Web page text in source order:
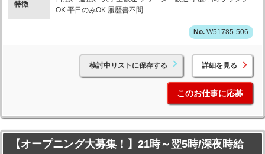
特徴
OK 平日のみOK 履歴書不問
W51785-506
検討中リストに保存する 詳細を見る
このお仕事に応募
【オープニング大募集！】21時～翌5時/深夜時給